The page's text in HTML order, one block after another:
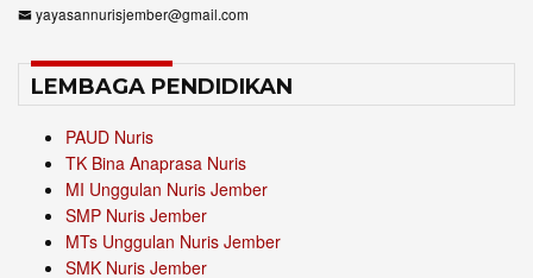
yayasannurisjember@gmail.com
LEMBAGA PENDIDIKAN
PAUD Nuris
TK Bina Anaprasa Nuris
MI Unggulan Nuris Jember
SMP Nuris Jember
MTs Unggulan Nuris Jember
SMK Nuris Jember